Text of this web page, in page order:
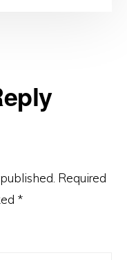
Required
*